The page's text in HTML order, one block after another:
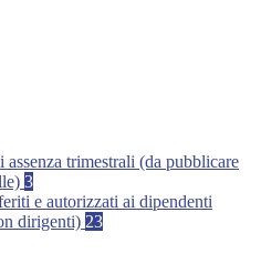
assenza trimestrali (da pubblicare
3
e autorizzati ai dipendenti
dirigenti) 23